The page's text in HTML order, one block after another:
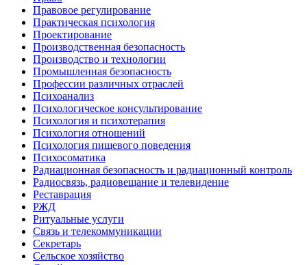
Правовое регулирование
Практическая психология
Проектирование
Производственная безопасность
Производство и технологии
Промышленная безопасность
Профессии различных отраслей
Психоанализ
Психологическое консультирование
Психология и психотерапия
Психология отношений
Психология пищевого поведения
Психосоматика
Радиационная безопасность и радиационный контроль
Радиосвязь, радиовещание и телевидение
Реставрация
РЖД
Ритуальные услуги
Связь и телекоммуникации
Секретарь
Сельское хозяйство